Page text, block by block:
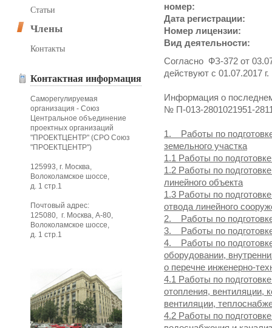
Статьи
Члены
Контакты
Контактная информация
Саморегулируемая
организация - Союз
Центральное объединение
проектных организаций
"ПРОЕКТЦЕНТР" (СРО Союз
"ПРОЕКТЦЕНТР")
125993, г. Москва,
Волоколамское шоссе,
д. 1 стр.1
Почтовый адрес:
125080, г. Москва, А-80,
Волоколамское шоссе,
д. 1 стр.1
номер:
Дата регистрации:
Номер лицензии:
Вид деятельности:
Согласно ФЗ-372 от
действуют с 01.07.2017 г.
Информация о
№ П-013-2801021951-
1. Работы по
земельного участка
1.1 Работы по
1.2 Работы по
линейного объекта
1.3 Работы по
отвода линейного
2. Работы по
3. Работы по
4. Работы по
оборудовании,
о перечне инженерно-
4.1 Работы по
отопления, вентиляции,
вентиляции,
4.2 Работы по